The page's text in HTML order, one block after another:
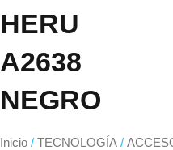
HERU
A2638
NEGRO
Inicio / TECNOLOGÍA /